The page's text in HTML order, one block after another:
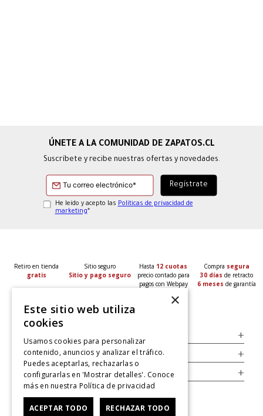
Suscríbete y recibe nuestras ofertas y novedades.
He leído y acepto las Políticas de privacidad de
marketing*
Retiro en tienda
gratis
Sitio seguro
Sitio y pago seguro
Hasta 12 cuotas
precio contado para
pagos con Webpay
Compra segura
30 días de retracto
6 meses de garantía
+
Legal +
Cuenta +
×
Este sitio web utiliza
cookies
Usamos cookies para personalizar
contenido, anuncios y analizar el tráfico.
Puedes aceptarlas, rechazarlas o
configurarlas en 'Mostrar detalles'. Conoce
más en nuestra Política de privacidad
ACEPTAR TODO RECHAZAR TODO